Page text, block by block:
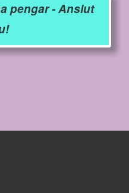
pengar - Anslut